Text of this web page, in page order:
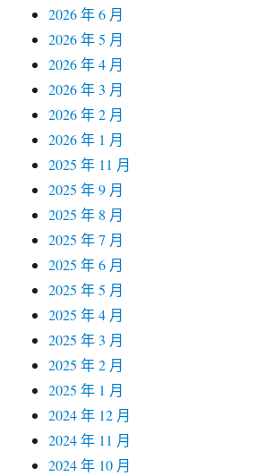
2026 年 6 月
2026 年 5 月
2026 年 4 月
2026 年 3 月
2026 年 2 月
2026 年 1 月
2025 年 11 月
2025 年 9 月
2025 年 8 月
2025 年 7 月
2025 年 6 月
2025 年 5 月
2025 年 4 月
2025 年 3 月
2025 年 2 月
2025 年 1 月
2024 年 12 月
2024 年 11 月
2024 年 10 月